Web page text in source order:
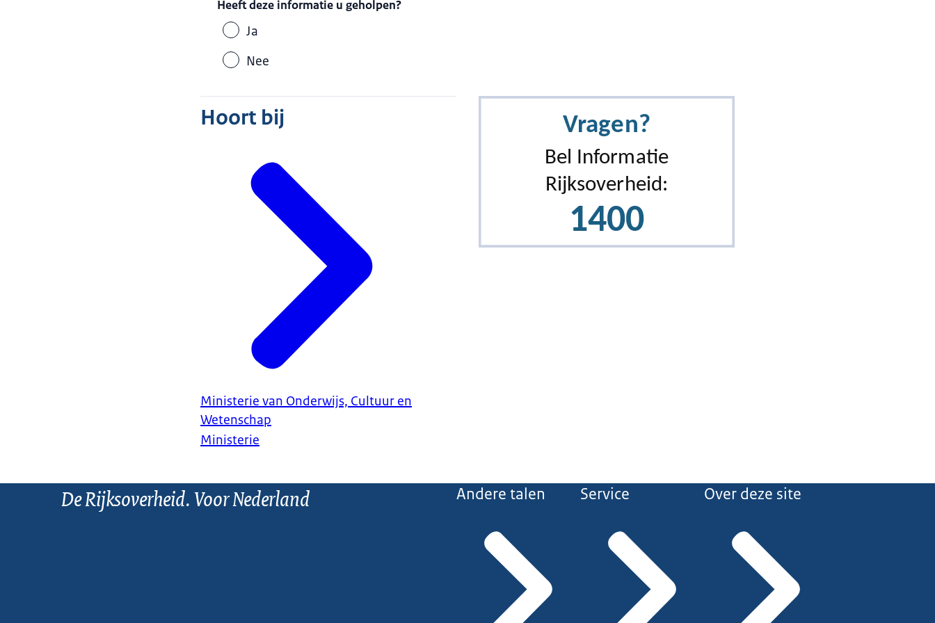
Heeft deze informatie u geholpen?
Ja
Nee
Hoort bij
Ministerie van Onderwijs, Cultuur en
Wetenschap
Ministerie
De Rijksoverheid. Voor Nederland Andere talen Service Over deze site